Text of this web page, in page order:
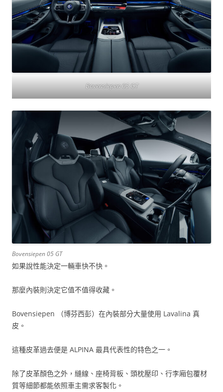
Bovensiepen 05 GT
Bovensiepen 05 GT
如果說性能決定一輛車快不快。
那麼內裝則決定它值不值得收藏。
Bovensiepen （博芬西彭）在內裝部分大量使用 Lavalina 真
皮。
這種皮革過去便是 ALPINA 最具代表性的特色之一。
除了皮革顏色之外，縫線、座椅背板、頭枕壓印、行李廂包覆材
質等細節都能依照車主需求客製化。